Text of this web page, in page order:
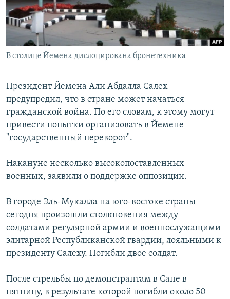
СОЦИАЛЬНЫЕ СЕТИ
Все сайты РСЕ/РС
В столице Йемена дислоцирована бронетехника
Президент Йемена Али Абдалла Салех
предупредил, что в стране может начаться
гражданской война. По его словам, к этому могут
привести попытки организовать в Йемене
"государственный переворот".
Накануне несколько высокопоставленных
военных, заявили о поддержке оппозиции.
В городе Эль-Мукалла на юго-востоке страны
сегодня произошли столкновения между
солдатами регулярной армии и военнослужащими
элитарной Республиканской гвардии, лояльными к
президенту Салеху. Погибли двое солдат.
После стрельбы по демонстрантам в Сане в
пятницу, в результате которой погибли около 50